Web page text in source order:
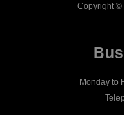
Copyright ©
Monday to